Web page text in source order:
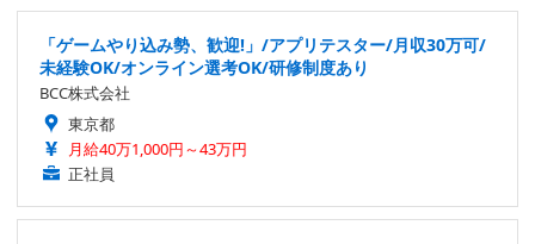
「ゲームやり込み勢、歓迎!」/アプリテスター/月収30万可/
未経験OK/オンライン選考OK/研修制度あり
BCC株式会社
東京都
月給40万1,000円～43万円
正社員